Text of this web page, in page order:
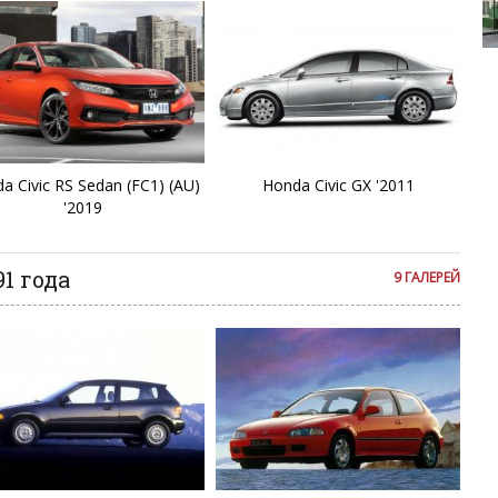
Civic RS Sedan (FC1) (AU)
'2019
Honda Civic GX '2011
9 ГАЛЕРЕЙ
года